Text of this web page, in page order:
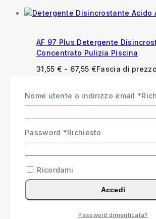
AF 97 Plus Detergente
Concentrato Pulizia Piscina
31,55 € - 67,55 €Fascia di
Anfosan Detergente
Pavimenti e Superfici con
15,99€
Nome utente o indirizzo email *
Password *Richiesto
Ricordami
Accedi
Password dimenticata?